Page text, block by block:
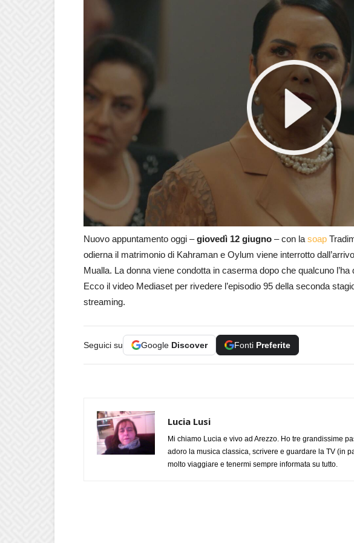
Nuovo appuntamento oggi –giovedì 12 giugno – con la soap
odierna il matrimonio di Kahraman e Oylum viene interrotto
Mualla. La donna viene condotta in caserma dopo che qualcuno
Ecco il video Mediaset per rivedere l’episodio 95 della seconda
streaming.
Seguici su Google Discover Fonti Preferite
Lucia Lusi
Mi chiamo Lucia e vivo ad Arezzo. Ho tre grandissime
adoro la musica classica, scrivere e guardare la TV (in
molto viaggiare e tenermi sempre informata su tutto.